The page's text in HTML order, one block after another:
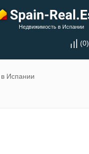
Недвижимость в Испании
(0)
Испании